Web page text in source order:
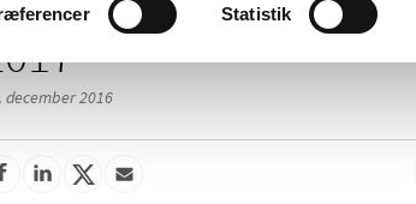
Statistik
december 2016